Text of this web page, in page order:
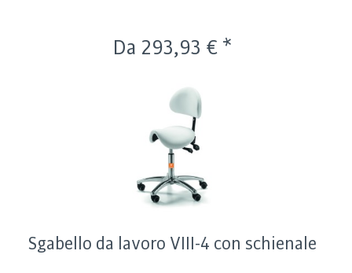
Da 293,93 € *
Sgabello da lavoro VIII-4 con schienale